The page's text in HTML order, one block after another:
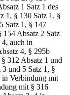
1 Satz 1 des
1, § 130 Satz 1, §
Satz 1, § 147
154 Absatz 2 Satz
auch in
4, § 295b
312 Absatz 1 und
und 5 Satz 1, §
in Verbindung mit
mit § 316